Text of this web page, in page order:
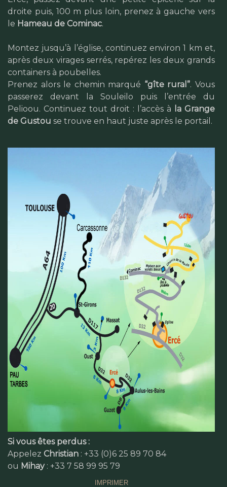
droite puis, 100 m plus loin, prenez à gauche vers
le Hameau de Cominac.
Montez jusqu’à l’église, continuez environ 1 km et,
après deux virages serrés, repérez les deux grands
containers à poubelles.
Prenez alors le chemin marqué “gîte rural”. Vous
passerez devant la Souleilo puis l’entrée du
Pelioou. Continuez tout droit : l’accès à
la Grange
de Gustou se trouve en haut juste après le portail.
Si vous êtes perdus :
Appelez Christian : +33 (0)6 25 89 70 84
ou Mihay: +33 7 58 99 95 79
IMPRIMER